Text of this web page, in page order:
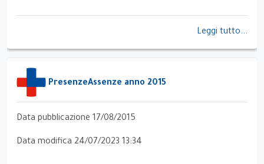
Leggi tutto...
PresenzeAssenze anno 2015
Data pubblicazione 17/08/2015
Data modifica 24/07/2023 13:34